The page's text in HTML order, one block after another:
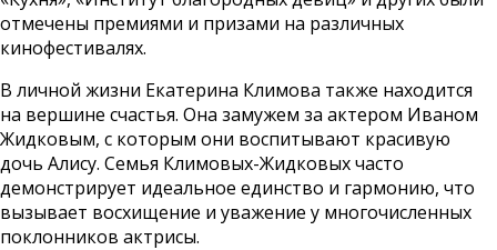
отмечены премиями и призами на различных
кинофестивалях.
В личной жизни Екатерина Климова также находится
на вершине счастья. Она замужем за актером Иваном
Жидковым, с которым они воспитывают красивую
дочь Алису. Семья Климовых-Жидковых часто
демонстрирует идеальное единство и гармонию, что
вызывает восхищение и уважение у многочисленных
поклонников актрисы.